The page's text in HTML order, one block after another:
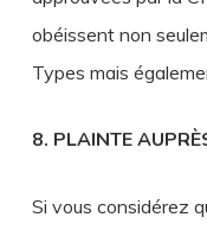
obéissent non
Types mais
8. PLAINTE
Si vous considérez